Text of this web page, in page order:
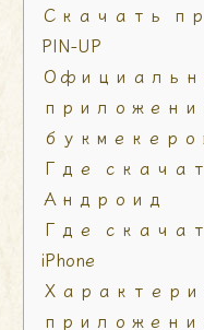
Скачать
PIN-UP
Где
Андроид
Где
iPhone